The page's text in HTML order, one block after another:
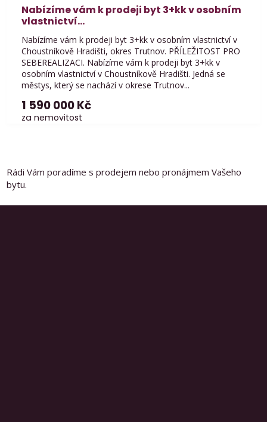
Nabízíme vám k prodeji byt 3+kk v osobním
vlastnictví...
1 590 000 Kč
za nemovitost
Nabízíme vám k prodeji byt 3+kk v osobním vlastnictví v
Choustníkově Hradišti, okres Trutnov. PŘÍLEŽITOST PRO
SEBEREALIZACI. Nabízíme vám k prodeji byt 3+kk v
osobním vlastnictví v Choustníkově Hradišti. Jedná se
městys, který se nachází v okrese Trutnov...
Rádi Vám poradíme s prodejem nebo pronájmem Vašeho
bytu.